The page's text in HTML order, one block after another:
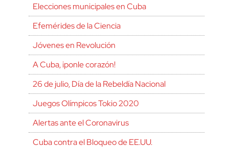
Elecciones municipales en Cuba
Efemérides de la Ciencia
Jóvenes en Revolución
A Cuba, ¡ponle corazón!
26 de julio, Día de la Rebeldía Nacional
Juegos Olímpicos Tokio 2020
Alertas ante el Coronavirus
Cuba contra el Bloqueo de EE.UU.